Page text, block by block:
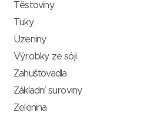
Těstoviny
Tuky
Uzeniny
Výrobky ze sóji
Zahušťovadla
Základní suroviny
Zelenina